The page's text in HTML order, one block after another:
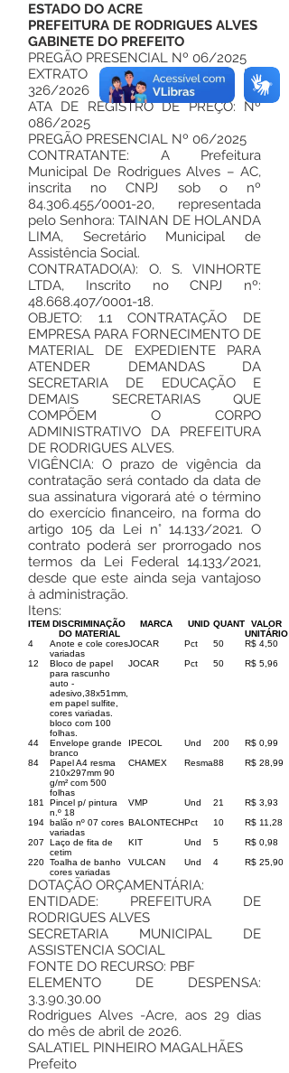
ESTADO DO ACRE
PREFEITURA DE RODRIGUES ALVES
GABINETE DO PREFEITO
PREGÃO PRESENCIAL Nº 06/2025
EXTRATO DO CONTRATO Nº
326/2026
ATA DE REGISTRO DE PREÇO: Nº
086/2025
PREGÃO PRESENCIAL Nº 06/2025
CONTRATANTE: A Prefeitura
Municipal De Rodrigues Alves – AC,
inscrita no CNPJ sob o nº
84.306.455/0001-20, representada
pelo Senhora: TAINAN DE HOLANDA
LIMA, Secretário Municipal de
Assistência Social.
CONTRATADO(A): O. S. VINHORTE
LTDA, Inscrito no CNPJ nº:
48.668.407/0001-18.
OBJETO: 1.1 CONTRATAÇÃO DE
EMPRESA PARA FORNECIMENTO DE
MATERIAL DE EXPEDIENTE PARA
ATENDER DEMANDAS DA
SECRETARIA DE EDUCAÇÃO E
DEMAIS SECRETARIAS QUE
COMPÕEM O CORPO
ADMINISTRATIVO DA PREFEITURA
DE RODRIGUES ALVES.
VIGÊNCIA: O prazo de vigência da
contratação será contado da data de
sua assinatura vigorará até o término
do exercício financeiro, na forma do
artigo 105 da Lei n° 14.133/2021. O
contrato poderá ser prorrogado nos
termos da Lei Federal 14.133/2021,
desde que este ainda seja vantajoso
à administração.
Itens:
ITEM DISCRIMINAÇÃO
DO MATERIAL
MARCA UNID QUANT
VALOR
UNITÁRIO
4
Anote e cole cores
variadas
JOCAR Pct 50
R$ 4,50
12
Bloco de papel
para rascunho
auto -
adesivo,38x51mm,
em papel sulfite,
cores variadas.
bloco com 100
folhas.
JOCAR Pct 50 R$ 5,96
44
Envelope grande
branco
IPECOL Und 200
R$ 0,99
84
Papel A4 resma
210x297mm 90
g/m² com 500
folhas
CHAMEX Resma88 R$ 28,99
181
Pincel p/ pintura
n.º 18
VMP Und 21
R$ 3,93
194 balão nº 07 cores
variadas
BALONTECHPct 10
R$ 11,28
207
Laço de fita de
cetim
KIT Und 5
R$ 0,98
220 Toalha de banho
cores variadas
VULCAN Und 4 R$ 25,90
DOTAÇÃO ORÇAMENTÁRIA:
ENTIDADE: PREFEITURA DE
RODRIGUES ALVES
SECRETARIA MUNICIPAL DE
ASSISTENCIA SOCIAL
FONTE DO RECURSO: PBF
ELEMENTO DE DESPENSA:
3.3.90.30.00
Rodrigues Alves -Acre, aos 29 dias
do mês de abril de 2026.
SALATIEL PINHEIRO MAGALHÃES
Prefeito